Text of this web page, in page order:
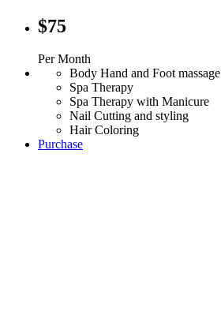
$75
Per Month
Body Hand and Foot massage
Spa Therapy
Spa Therapy with Manicure
Nail Cutting and styling
Hair Coloring
Purchase